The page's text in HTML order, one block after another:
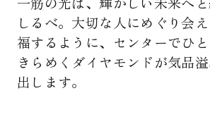
しるべ。大切な人にめぐり会
福するように、センターでひ
きらめくダイヤモンドが気品
出します。